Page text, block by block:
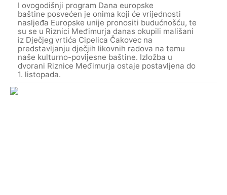
I ovogodišnji program Dana europske
baštine posvećen je onima koji će vrijednosti
nasljeđa Europske unije pronositi budućnošću, te
su se u Riznici Međimurja danas okupili mališani
iz Dječjeg vrtića Cipelica Čakovec na
predstavljanju dječjih likovnih radova na temu
naše kulturno-povijesne baštine. Izložba u
dvorani Riznice Međimurja ostaje postavljena do
1. listopada.